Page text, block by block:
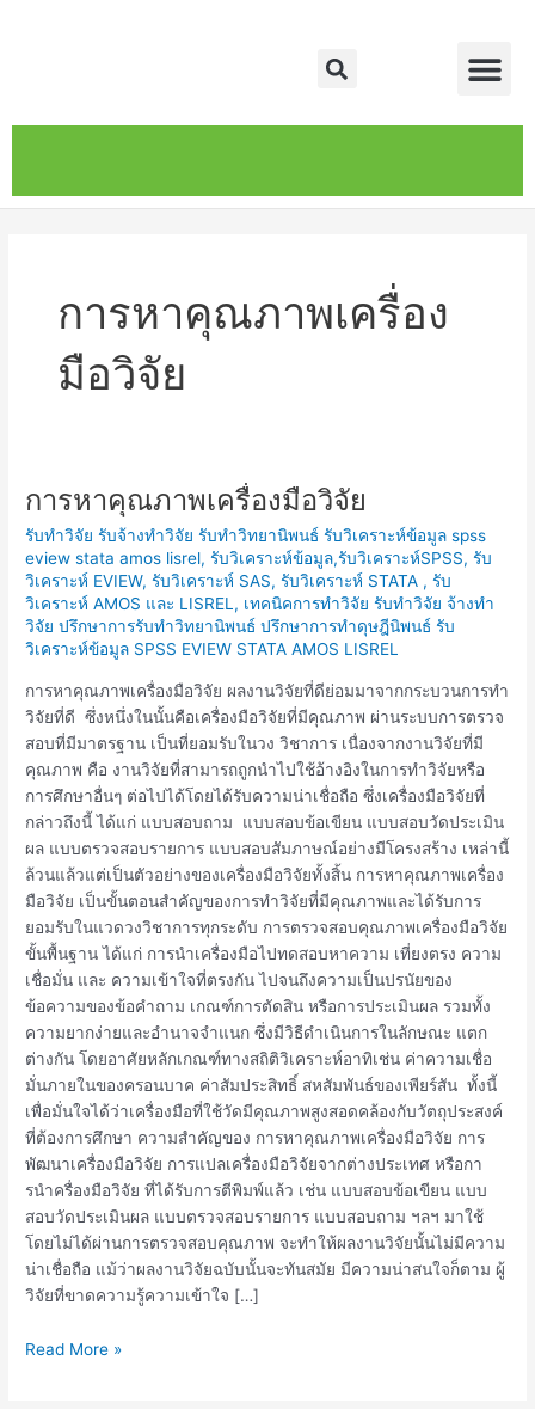
Search
การหาคุณภาพเครื่อง
มือวิจัย
การหาคุณภาพเครื่องมือวิจัย
รับทำวิจัย รับจ้างทำวิจัย รับทำวิทยานิพนธ์ รับวิเคราะห์ข้อมูล spss
eview stata amos lisrel,รับวิเคราะห์ข้อมูล,รับวิเคราะห์SPSS, รับ
วิเคราะห์ EVIEW, รับวิเคราะห์ SAS, รับวิเคราะห์ STATA , รับ
วิเคราะห์ AMOS และ LISREL , เทคนิคการทำวิจัย รับทำวิจัย จ้างทำ
วิจัย ปรึกษาการรับทำวิทยานิพนธ์ ปรึกษาการทำดุษฎีนิพนธ์ รับ
วิเคราะห์ข้อมูล SPSS EVIEW STATA AMOS LISREL
การหาคุณภาพเครื่องมือวิจัย ผลงานวิจัยที่ดีย่อมมาจากกระบวนการทำ
วิจัยที่ดี ซึ่งหนึ่งในนั้นคือเครื่องมือวิจัยที่มีคุณภาพ ผ่านระบบการตรวจ
สอบที่มีมาตรฐาน เป็นที่ยอมรับในวง วิชาการ เนื่องจากงานวิจัยที่มี
คุณภาพ คือ งานวิจัยที่สามารถถูกนำไปใช้อ้างอิงในการทำวิจัยหรือ
การศึกษาอื่นๆ ต่อไปได้โดยได้รับความน่าเชื่อถือ ซึ่งเครื่องมือวิจัยที่
กล่าวถึงนี้ ได้แก่ แบบสอบถาม แบบสอบข้อเขียน แบบสอบวัดประเมิน
ผล แบบตรวจสอบรายการ แบบสอบสัมภาษณ์อย่างมีโครงสร้าง เหล่านี้
ล้วนแล้วแต่เป็นตัวอย่างของเครื่องมือวิจัยทั้งสิ้น การหาคุณภาพเครื่อง
มือวิจัย เป็นขั้นตอนสำคัญของการทำวิจัยที่มีคุณภาพและได้รับการ
ยอมรับในแวดวงวิชาการทุกระดับ การตรวจสอบคุณภาพเครื่องมือวิจัย
ขั้นพื้นฐาน ได้แก่ การนำเครื่องมือไปทดสอบหาความ เที่ยงตรง ความ
เชื่อมั่น และ ความเข้าใจที่ตรงกัน ไปจนถึงความเป็นปรนัยของ
ข้อความของข้อคำถาม เกณฑ์การตัดสิน หรือการประเมินผล รวมทั้ง
ความยากง่ายและอำนาจจำแนก ซึ่งมีวิธีดำเนินการในลักษณะ แตก
ต่างกัน โดยอาศัยหลักเกณฑ์ทางสถิติวิเคราะห์อาทิเช่น ค่าความเชื่อ
มั่นภายในของครอนบาค ค่าสัมประสิทธิ์ สหสัมพันธ์ของเพียร์สัน ทั้งนี้
เพื่อมั่นใจได้ว่าเครื่องมือที่ใช้วัดมีคุณภาพสูงสอดคล้องกับวัตถุประสงค์
ที่ต้องการศึกษา ความสำคัญของ การหาคุณภาพเครื่องมือวิจัย การ
พัฒนาเครื่องมือวิจัย การแปลเครื่องมือวิจัยจากต่างประเทศ หรือกา
รนำครื่องมือวิจัย ที่ได้รับการตีพิมพ์แล้ว เช่น แบบสอบข้อเขียน แบบ
สอบวัดประเมินผล แบบตรวจสอบรายการ แบบสอบถาม ฯลฯ มาใช้
โดยไม่ได้ผ่านการตรวจสอบคุณภาพ จะทำให้ผลงานวิจัยนั้นไม่มีความ
น่าเชื่อถือ แม้ว่าผลงานวิจัยฉบับนั้นจะทันสมัย มีความน่าสนใจก็ตาม ผู้
วิจัยที่ขาดความรู้ความเข้าใจ […]
การ
คุณภาพ
เครื่อง
มือ
วิจัย
Read More »